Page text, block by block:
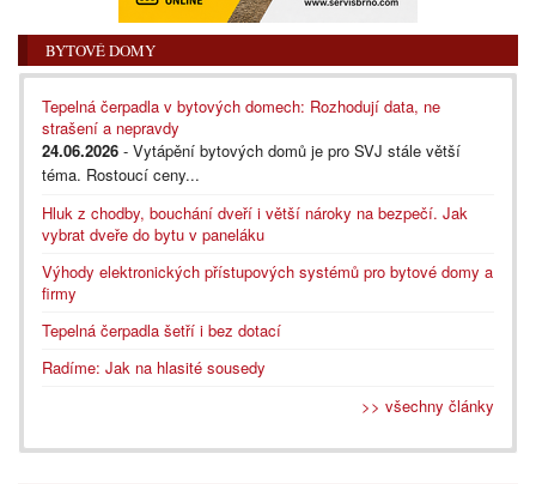
BYTOVÉ DOMY
Tepelná čerpadla v bytových domech: Rozhodují data, ne
strašení a nepravdy
24.06.2026 - Vytápění bytových domů je pro SVJ stále větší
téma. Rostoucí ceny...
Hluk z chodby, bouchání dveří i větší nároky na bezpečí. Jak
vybrat dveře do bytu v paneláku
Výhody elektronických přístupových systémů pro bytové domy a
firmy
Tepelná čerpadla šetří i bez dotací
Radíme: Jak na hlasité sousedy
>> všechny články